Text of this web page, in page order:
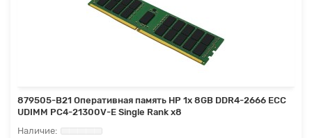
879505-B21 Оперативная память HP 1x 8GB DDR4-2666 ECC
UDIMM PC4-21300V-E Single Rank x8